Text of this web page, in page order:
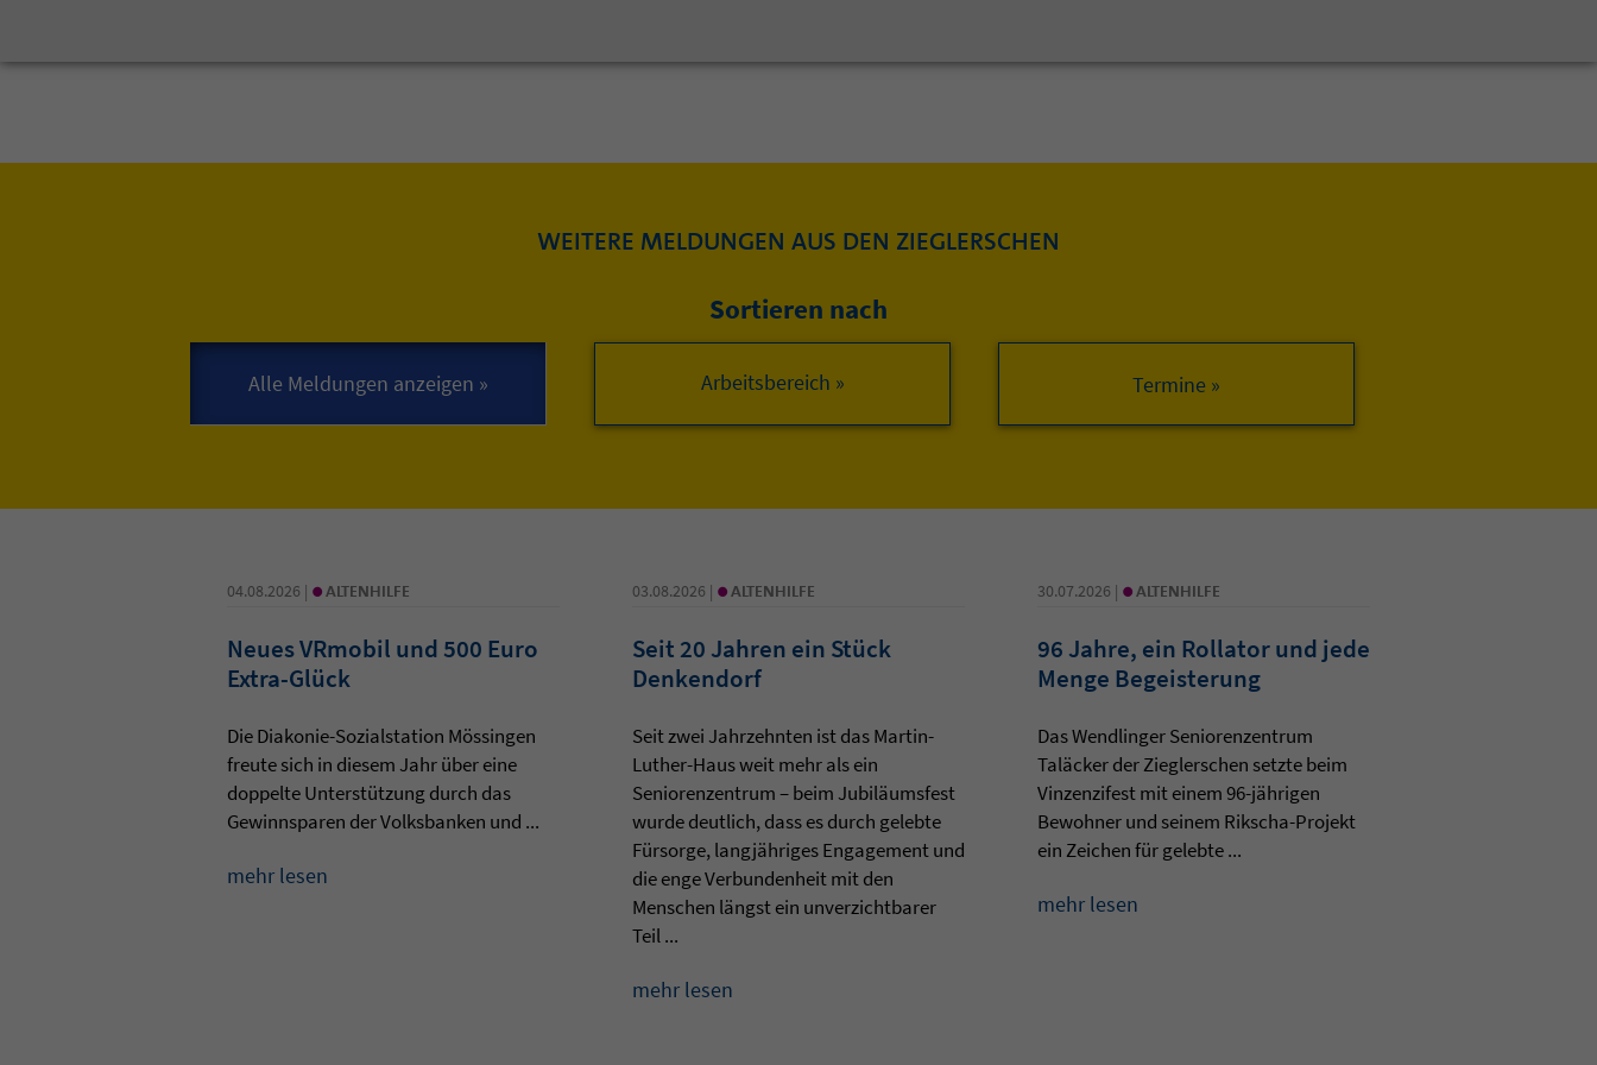
WEITERE MELDUNGEN AUS DEN ZIEGLERSCHEN
Sortieren nach
Arbeitsbereich »
04.08.2026 | • ALTENHILFE
Neues VRmobil und 500 Euro
Extra-Glück
Die Diakonie-Sozialstation Mössingen
freute sich in diesem Jahr über eine
doppelte Unterstützung durch das
Gewinnsparen der Volksbanken und ...
mehr lesen
03.08.2026 | • ALTENHILFE
Seit 20 Jahren ein Stück
Denkendorf
Seit zwei Jahrzehnten ist das Martin-
Luther-Haus weit mehr als ein
Seniorenzentrum – beim Jubiläumsfest
wurde deutlich, dass es durch gelebte
Fürsorge, langjähriges Engagement und
die enge Verbundenheit mit den
Menschen längst ein unverzichtbarer
Teil ...
mehr lesen
30.07.2026 | • ALTENHILFE
96 Jahre, ein Rollator und jede
Menge Begeisterung
Das Wendlinger Seniorenzentrum
Taläcker der Zieglerschen setzte beim
Vinzenzifest mit einem 96-jährigen
Bewohner und seinem Rikscha-Projekt
ein Zeichen für gelebte ...
mehr lesen